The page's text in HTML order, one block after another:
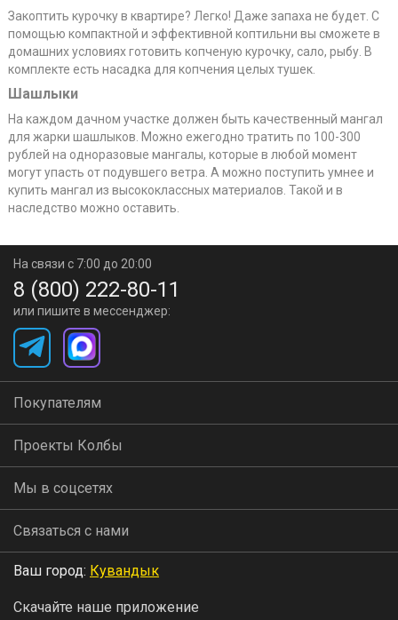
Закоптить курочку в квартире? Легко! Даже запаха не будет. С
помощью компактной и эффективной коптильни вы сможете в
домашних условиях готовить копченую курочку, сало, рыбу. В
комплекте есть насадка для копчения целых тушек.
Шашлыки
На каждом дачном участке должен быть качественный мангал
для жарки шашлыков. Можно ежегодно тратить по 100-300
рублей на одноразовые мангалы, которые в любой момент
могут упасть от подувшего ветра. А можно поступить умнее и
купить мангал из высококлассных материалов. Такой и в
наследство можно оставить.
На связи с 7:00 до 20:00
8 (800) 222-80-11
или пишите в мессенджер:
Покупателям
Проекты Колбы
Мы в соцсетях
Связаться с нами
Ваш город: Кувандык
Скачайте наше приложение